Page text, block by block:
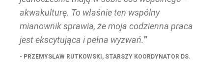
akwakulturę. To właśnie ten wspólny
mianownik sprawia, że moja codzienna praca
jest ekscytująca i pełna wyzwań.
PRZEMYSŁAW RUTKOWSKI, STARSZY KOORDYNATOR DS.